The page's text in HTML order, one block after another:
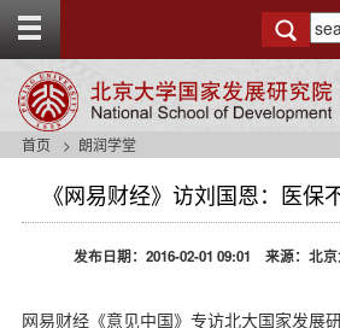
g
t
首页 朗润学堂
《网易财经》访刘国恩：医保
发布日期：2016-02-01 09:01 来源：北
网易财经《意见中国》专访北大国家发展